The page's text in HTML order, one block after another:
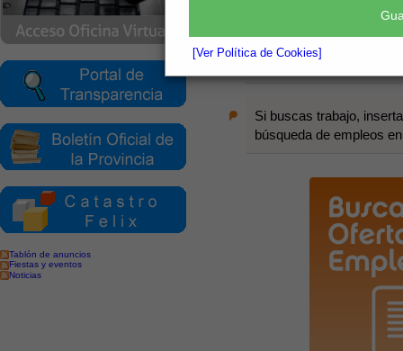
[Ver Política de Cookies]
Tablón de anuncios
Fiestas y eventos
Noticias
Tanto si eres empresa como
Si eres empresa,
Si buscas trabajo,
búsqueda de empleos